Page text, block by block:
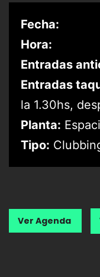
Fecha:
Hora:
Entradas
Entradas
la 1.30hs,
Planta:
Tipo:
Ver Agenda